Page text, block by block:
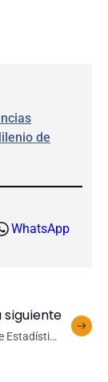
de
WhatsApp
siguiente
Estadística